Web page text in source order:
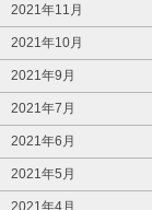
2021年11月
2021年10月
2021年9月
2021年7月
2021年6月
2021年5月
2021年4月